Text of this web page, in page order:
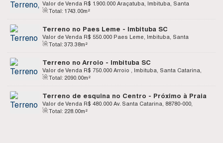
R$ 1.900.000
Valor de Venda
Araçatuba, Imbituba, Santa
Catarina, Brasil
Total: 1743 .00m²
Terreno no Paes Leme - Imbituba SC
R$ 550.000
Valor de Venda
Paes Leme, Imbituba, Santa
Catarina, Brasil
Total: 373 .38m²
Terreno no Arroio - Imbituba SC
R$ 750.000
Valor de Venda
Arroio , Imbituba, Santa Catarina,
Brasil
Total: 2090 .00m²
Terreno de esquina no Centro - Próximo à Praia
da Vila - Imbituba SC
R$ 480.000
Valor de Venda
Av. Santa Catarina, 88780-000,
Centro, Imbituba, Santa Catarina, Brasil
Total: 228 .00m²